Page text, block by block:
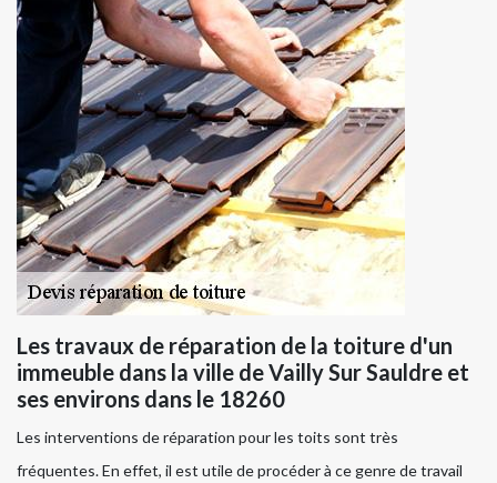
Les travaux de réparation de la toiture d'un
immeuble dans la ville de Vailly Sur Sauldre et
ses environs dans le 18260
Les interventions de réparation pour les toits sont très
fréquentes. En effet, il est utile de procéder à ce genre de travail